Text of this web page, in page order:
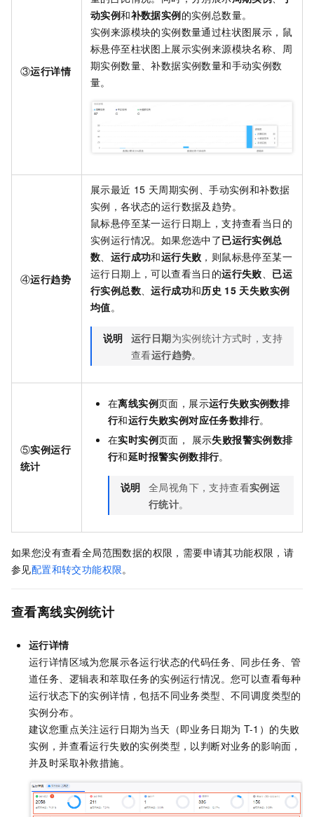
③运行详情
动实例和补数据实例的实例总数量。
实例来源模块的实例数量通过柱状图展示，鼠
标悬停至柱状图上展示实例来源模块名称、周
期实例数量、补数据实例数量和手动实例数
量。
④运行趋势
展示最近 15 天周期实例、手动实例和补数据
实例，各状态的运行数据及趋势。
鼠标悬停至某一运行日期上，支持查看当日的
实例运行情况。如果您选中了已运行实例总
数、 运行成功和运行失败 ，则鼠标悬停至某一
运行日期上，可以查看当日的运行失败、 已运
行实例总数、运行成功和历史 15 天失败实例
均值。
说明 运行日期为实例统计方式时，支持
查看运行趋势。
⑤实例运行
统计
在离线实例页面，展示运行失败实例数排
行和运行失败实例对应任务数排行。
在实时实例页面， 展示失败报警实例数排
行和延时报警实例数排行。
说明 全局视角下，支持查看实例运
行统计。
如果您没有查看全局范围数据的权限，需要申请其功能权限，请
参见配置和转交功能权限。
查看离线实例统计
运行详情
运行详情区域为您展示各运行状态的代码任务、同步任务、管
道任务、逻辑表和萃取任务的实例运行情况。您可以查看每种
运行状态下的实例详情，包括不同业务类型、不同调度类型的
实例分布。
建议您重点关注运行日期为当天（即业务日期为 T-1）的失败
实例，并查看运行失败的实例类型，以判断对业务的影响面，
并及时采取补救措施。